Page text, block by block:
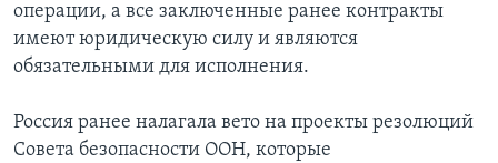
операции, а все заключенные ранее контракты
имеют юридическую силу и являются
обязательными для исполнения.
Россия ранее налагала вето на проекты резолюций
Совета безопасности ООН, которые